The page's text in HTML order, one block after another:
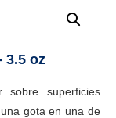
3.5 oz
sobre superficies
gota en una de